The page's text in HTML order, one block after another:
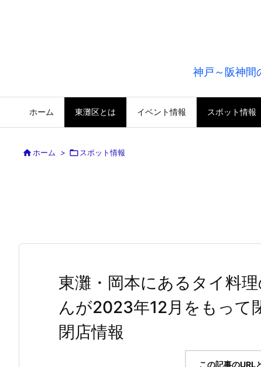
神戸～阪神間
ホーム 東灘区とは イベント情報 スポット情報
ホーム >  スポット情報
東灘・岡本にあるタイ料
んが2023年12月をもって
閉店情報
この記事のURL